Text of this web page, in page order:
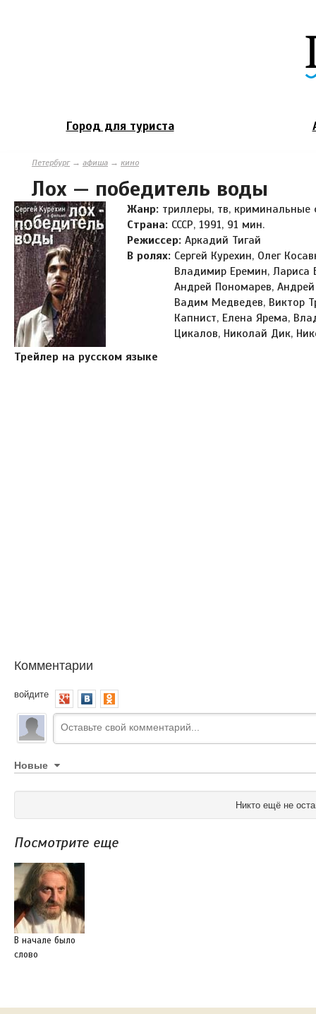
Город для туриста
Петербург→ афиша → кино
Лох — победитель воды
Жанр: триллеры, тв,
Страна: СССР, 1991, 91 мин.
Режиссер: Аркадий Тигай
В ролях: Сергей Курехин, Олег
Владимир Еремин, Лариса
Андрей Пономарев,
Вадим Медведев, Виктор
Капнист, Елена Ярема,
Цикалов, Николай Дик,
Трейлер на русском языке
Комментарии
войдите
Новые
Никто ещё не
Посмотрите еще
В начале было
слово